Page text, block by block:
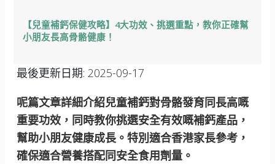
【兒童補鈣保健攻略】4大功效、挑選重點，教你正確幫
小朋友長高骨骼健康！
最後更新日期: 2025-09-17
呢篇文章詳細介紹兒童補鈣對骨骼發育同長高嘅
重要功效，同時教你挑選安全有效嘅補鈣產品，
幫助小朋友健康成長。特別適合香港家長參考，
確保適合營養搭配同安全食用劑量。